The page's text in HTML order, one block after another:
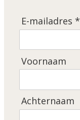
E-mailadres *
Voornaam
Achternaam